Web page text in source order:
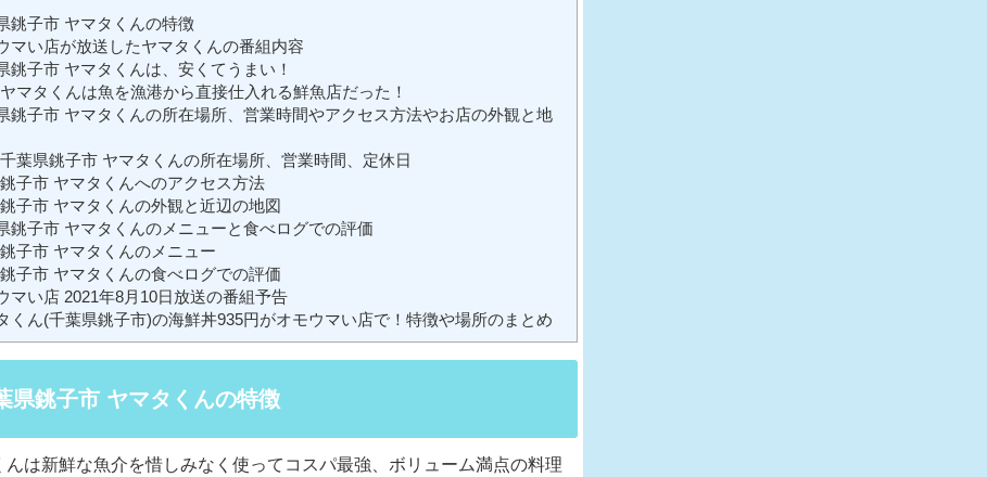
銚子市 ヤマタくんの特徴
マい店が放送したヤマタくんの番組内容
銚子市 ヤマタくんは、安くてうまい！
ヤマタくんは魚を漁港から直接仕入れる鮮魚店だった！
銚子市 ヤマタくんの所在場所、営業時間やアクセス方法やお店の外観と地
千葉県銚子市 ヤマタくんの所在場所、営業時間、定休日
子市 ヤマタくんへのアクセス方法
子市 ヤマタくんの外観と近辺の地図
銚子市 ヤマタくんのメニューと食べログでの評価
銚子市 ヤマタくんのメニュー
子市 ヤマタくんの食べログでの評価
マい店 2021年8月10日放送の番組予告
くん(千葉県銚子市)の海鮮丼935円がオモウマい店で！特徴や場所のまとめ
県銚子市 ヤマタくんの特徴
んは新鮮な魚介を惜しみなく使ってコスパ最強、ボリューム満点の料理